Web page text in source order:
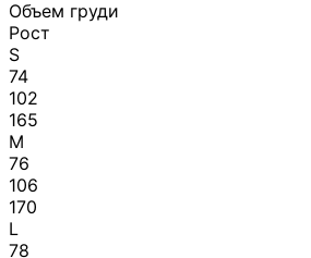
Объем груди
Рост
S
74
102
165
M
76
106
170
L
78